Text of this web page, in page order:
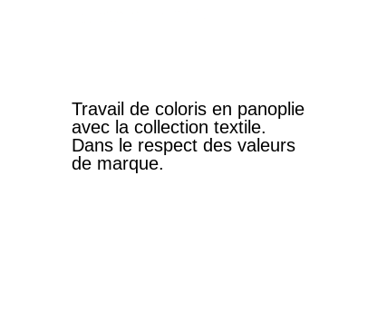
Travail de coloris en panoplie
avec la collection textile.
Dans le respect des valeurs
de marque.